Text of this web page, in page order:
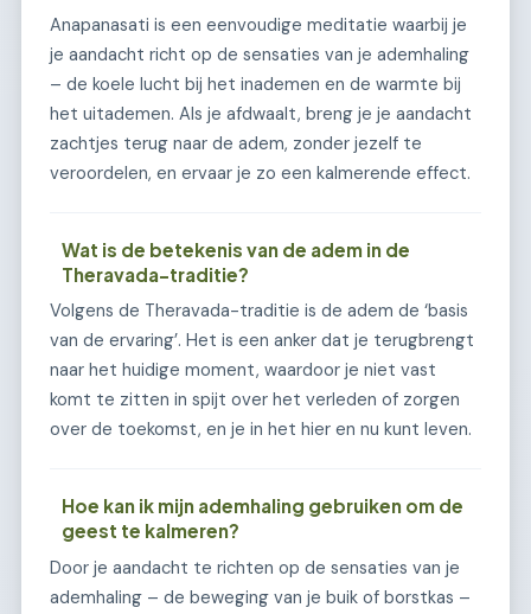
Anapanasati is een eenvoudige meditatie waarbij je
je aandacht richt op de sensaties van je ademhaling
– de koele lucht bij het inademen en de warmte bij
het uitademen. Als je afdwaalt, breng je je aandacht
zachtjes terug naar de adem, zonder jezelf te
veroordelen, en ervaar je zo een kalmerende effect.
Wat is de betekenis van de adem in de
Theravada-traditie?
Volgens de Theravada-traditie is de adem de ‘basis
van de ervaring’. Het is een anker dat je terugbrengt
naar het huidige moment, waardoor je niet vast
komt te zitten in spijt over het verleden of zorgen
over de toekomst, en je in het hier en nu kunt leven.
Hoe kan ik mijn ademhaling gebruiken om de
geest te kalmeren?
Door je aandacht te richten op de sensaties van je
ademhaling – de beweging van je buik of borstkas –